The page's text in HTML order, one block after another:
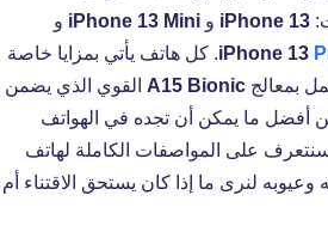
iPhone 13 و iPhone 13 Mini و
iPhone 13. كل هاتف يأتي بمزايا خاصة
بمعالج A15 Bionic القوي الذي يضمن
أفضل ما يمكن أن تجده في الهواتف
سنتعرف على المواصفات الكاملة لهاتف
وعيوبه لنرى ما إذا كان يستحق الاقتناء أم